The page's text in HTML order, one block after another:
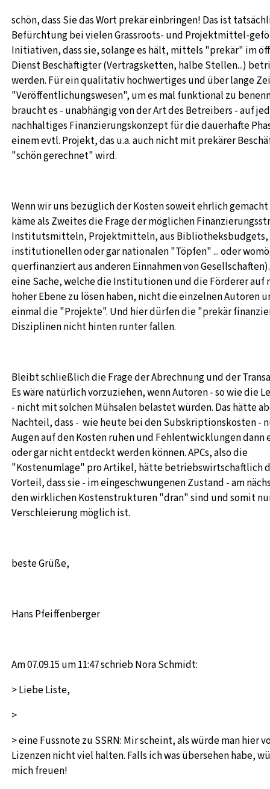
schön, dass Sie das Wort prekär einbringen! Das ist
Befürchtung bei vielen Grassroots- und Projektmittel-
Initiativen, dass sie, solange es hält, mittels "prekär" im
Dienst Beschäftigter (Vertragsketten, halbe Stellen...)
werden. Für ein qualitativ hochwertiges und über lange
"Veröffentlichungswesen", um es mal funktional zu
braucht es - unabhängig von der Art des Betreibers - auf
nachhaltiges Finanzierungskonzept für die dauerhafte
einem evtl. Projekt, das u.a. auch nicht mit prekärer
"schön gerechnet" wird.
Wenn wir uns bezüglich der Kosten soweit ehrlich
käme als Zweites die Frage der möglichen
Institutsmitteln, Projektmitteln, aus Bibliotheksbudgets,
institutionellen oder gar nationalen "Töpfen" ... oder
querfinanziert aus anderen Einnahmen von
eine Sache, welche die Institutionen und die Förderer auf
hoher Ebene zu lösen haben, nicht die einzelnen Autoren
einmal die "Projekte". Und hier dürfen die "prekär
Disziplinen nicht hinten runter fallen.
Bleibt schließlich die Frage der Abrechnung und der
Es wäre natürlich vorzuziehen, wenn Autoren - so wie die
- nicht mit solchen Mühsalen belastet würden. Das hätte
Nachteil, dass - wie heute bei den Subskriptionskosten -
Augen auf den Kosten ruhen und Fehlentwicklungen dann
oder gar nicht entdeckt werden können. APCs, also die
"Kostenumlage" pro Artikel, hätte betriebswirtschaftlich
Vorteil, dass sie - im eingeschwungenen Zustand - am
den wirklichen Kostenstrukturen "dran" sind und somit
Verschleierung möglich ist.
beste Grüße,
Hans Pfeiffenberger
Am 07.09.15 um 11:47 schrieb Nora Schmidt:
> Liebe Liste,
>
> eine Fussnote zu SSRN: Mir scheint, als würde man hier
Lizenzen nicht viel halten. Falls ich was übersehen habe,
mich freuen!